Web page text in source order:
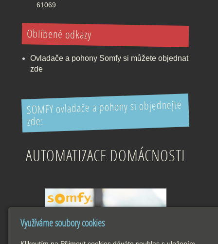
61069
Oblíbené odkazy
Ovladače a pohony Somfy si můžete objednat
zde
SOMFY ovladače a pohony si objednejte
zde:
AUTOMATIZACE DOMÁCNOSTI
Využíváme soubory cookies